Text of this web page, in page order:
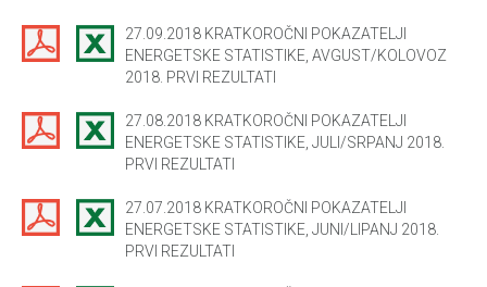
27.09.2018 KRATKOROČNI POKAZATELJI
ENERGETSKE STATISTIKE, AVGUST/KOLOVOZ
2018. PRVI REZULTATI
27.08.2018 KRATKOROČNI POKAZATELJI
ENERGETSKE STATISTIKE, JULI/SRPANJ 2018.
PRVI REZULTATI
27.07.2018 KRATKOROČNI POKAZATELJI
ENERGETSKE STATISTIKE, JUNI/LIPANJ 2018.
PRVI REZULTATI